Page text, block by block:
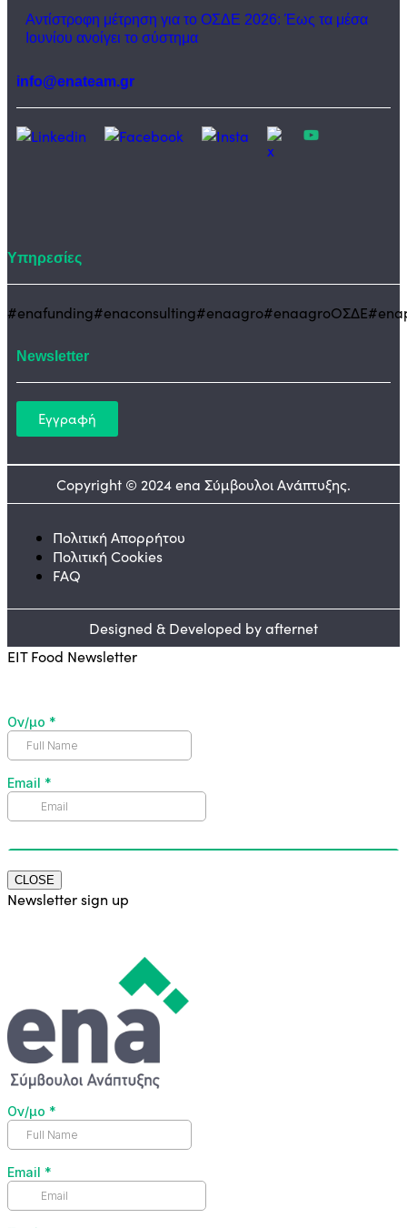
Αντίστροφη μέτρηση για το ΟΣΔΕ 2026: Έως τα μέσα
Ιουνίου ανοίγει το σύστημα
info@enateam.gr
Υπηρεσίες
#enafunding#enaconsulting#enaagro#enaagroΟΣΔΕ
Newsletter
Εγγραφή
Copyright © 2024 ena Σύμβουλοι Ανάπτυξης.
Πολιτική Απορρήτου
Πολιτική Cookies
FAQ
Designed & Developed by afternet
EIT Food Newsletter
CLOSE
Newsletter sign up